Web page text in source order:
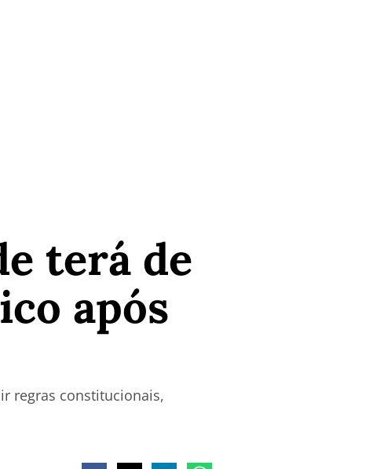
terá de
após
regras constitucionais,